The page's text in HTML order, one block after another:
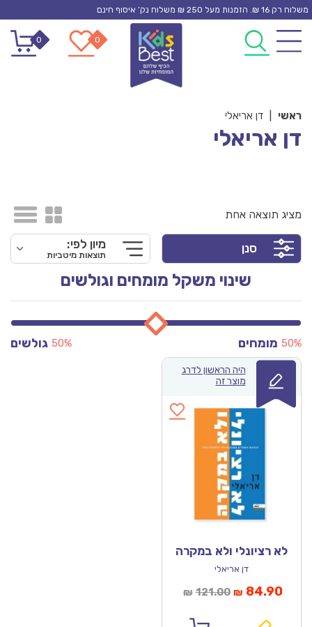
Skip
content
משלוח רק 16 ₪. הזמנות מעל 250 ₪ משלוח נק’ איסוף חינם
0
0
ראשי דן אריאלי
דן אריאלי
מציג תוצאה אחת
סנן מיון לפי:
תוצאות מיטביות
שינוי משקל מומחים וגולשים
מומחים 50% גולשים 50%
היה הראשון לדרג
מוצר זה
לא רציונלי ולא במקרה
דן אריאלי
₪ 121.00המחיר
₪ 84.90